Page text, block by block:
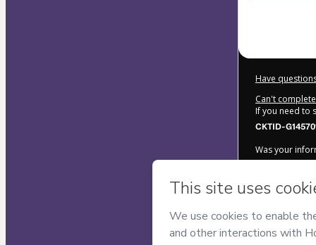
Have
Can't
If you need to
CKTID-
Was your
and
Privacy Policy
Learn more